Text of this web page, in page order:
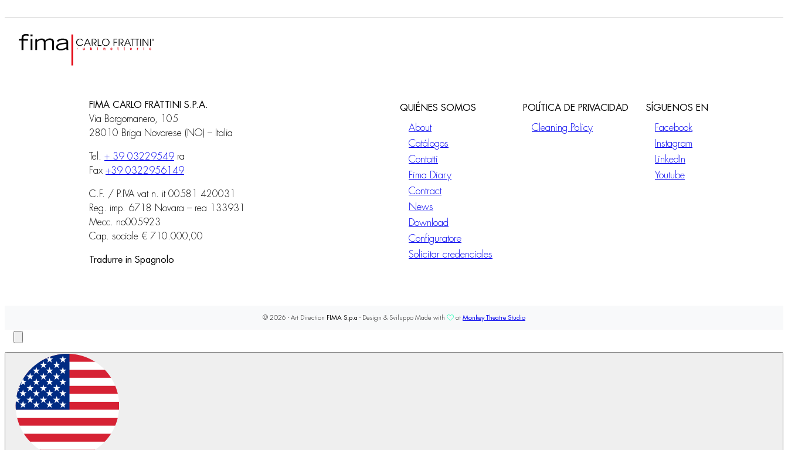
FIMA CARLO FRATTINI S.P.A.
Via Borgomanero, 105
28010 Briga Novarese (NO) – Italia
Tel. + 39 03229549 ra
Fax +39 0322956149
C.F. / P.IVA vat n. it 00581 420031
Reg. imp. 6718 Novara – rea 133931
Mecc. no005923
Cap. sociale € 710.000,00
Tradurre in Spagnolo
QUIÉNES SOMOS
About
Catálogos
Contatti
Fima Diary
Contract
News
Download
Configuratore
Solicitar credenciales
POLÍTICA DE PRIVACIDAD
Cleaning Policy
SÍGUENOS EN
Facebook
Instagram
LinkedIn
Youtube
© 2026 - Art Direction FIMA S.p.a - Design & Sviluppo Made with at Monkey Theatre Studio